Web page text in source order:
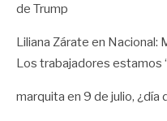
de Trump
Liliana Zárate en Nacional:
Los trabajadores estamos
marquita en 9 de julio, ¿día